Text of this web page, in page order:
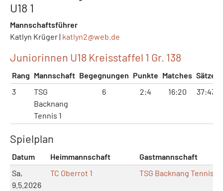
U18 1
Mannschaftsführer
Katlyn Krüger | katlyn2@web.de
Juniorinnen U18 Kreisstaffel 1 Gr. 138
Rang Mannschaft Begegnungen Punkte Matches Sätze
3
TSG
Backnang
Tennis 1
6 2:4 16:20 37:43
Spielplan
Datum Heimmannschaft
Gastmannschaft
Sa,
9.5.2026
TC Oberrot 1 TSG Backnang Tennis 1